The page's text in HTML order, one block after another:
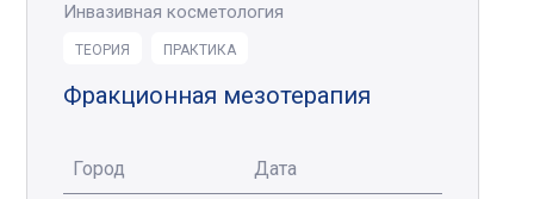
Инвазивная косметология
ТЕОРИЯ ПРАКТИКА
Фракционная мезотерапия
Город Дата